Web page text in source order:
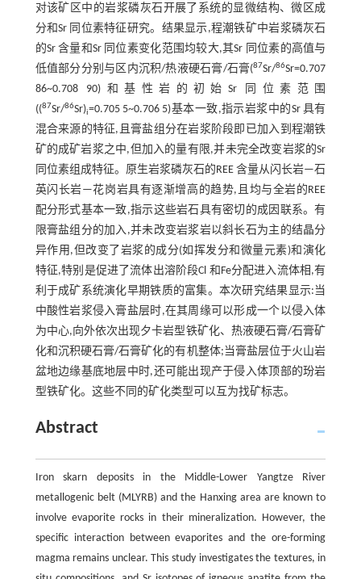
对该矿区中的岩浆磷灰石开展了系统的显微结构、微区成
分和Sr 同位素特征研究。结果显示,程潮铁矿中岩浆磷灰石
的Sr 含量和Sr 同位素变化范围均较大,其Sr 同位素的高值与
低值部分分别与区内沉积/热液硬石膏/石膏(87Sr/86Sr=0.707
86~0.708 90)和基性岩的初始Sr 同位素范围
((87Sr/86Sr)i=0.705 5~0.706 5)基本一致,指示岩浆中的Sr 具有
混合来源的特征,且膏盐组分在岩浆阶段即已加入到程潮铁
矿的成矿岩浆之中,但加入的量有限,并未完全改变岩浆的Sr
同位素组成特征。原生岩浆磷灰石的REE 含量从闪长岩—石
英闪长岩—花岗岩具有逐渐增高的趋势,且均与全岩的REE
配分形式基本一致,指示这些岩石具有密切的成因联系。有
限膏盐组分的加入,并未改变岩浆岩以斜长石为主的结晶分
异作用,但改变了岩浆的成分(如挥发分和微量元素)和演化
特征,特别是促进了流体出溶阶段Cl 和Fe分配进入流体相,有
利于成矿系统演化早期铁质的富集。本次研究结果显示:当
中酸性岩浆侵入膏盐层时,在其周缘可以形成一个以侵入体
为中心,向外依次出现夕卡岩型铁矿化、热液硬石膏/石膏矿
化和沉积硬石膏/石膏矿化的有机整体;当膏盐层位于火山岩
盆地边缘基底地层中时,还可能出现产于侵入体顶部的玢岩
型铁矿化。这些不同的矿化类型可以互为找矿标志。
Abstract
Iron skarn deposits in the Middle-Lower Yangtze River
metallogenic belt (MLYRB) and the Hanxing area are known to
involve evaporite rocks in their mineralization. However, the
specific interaction between evaporites and the ore-forming
magma remains unclear. This study investigates the textures, in